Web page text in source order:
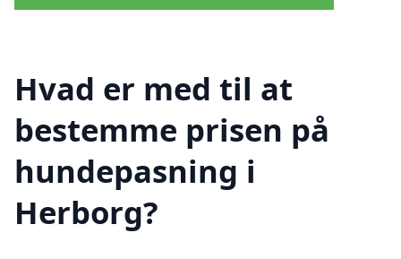
Hvad er med til at
bestemme prisen på
hundepasning i
Herborg?